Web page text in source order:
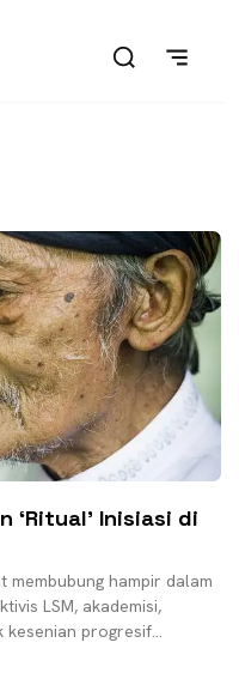
‘Ritual’ Inisiasi di
hampir dalam
LSM, akademisi,
kesenian progresif
program